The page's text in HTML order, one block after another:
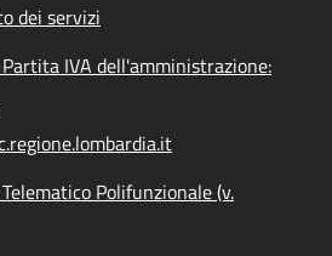
dei servizi
IVA dell'amministrazione:
Polifunzionale (v.